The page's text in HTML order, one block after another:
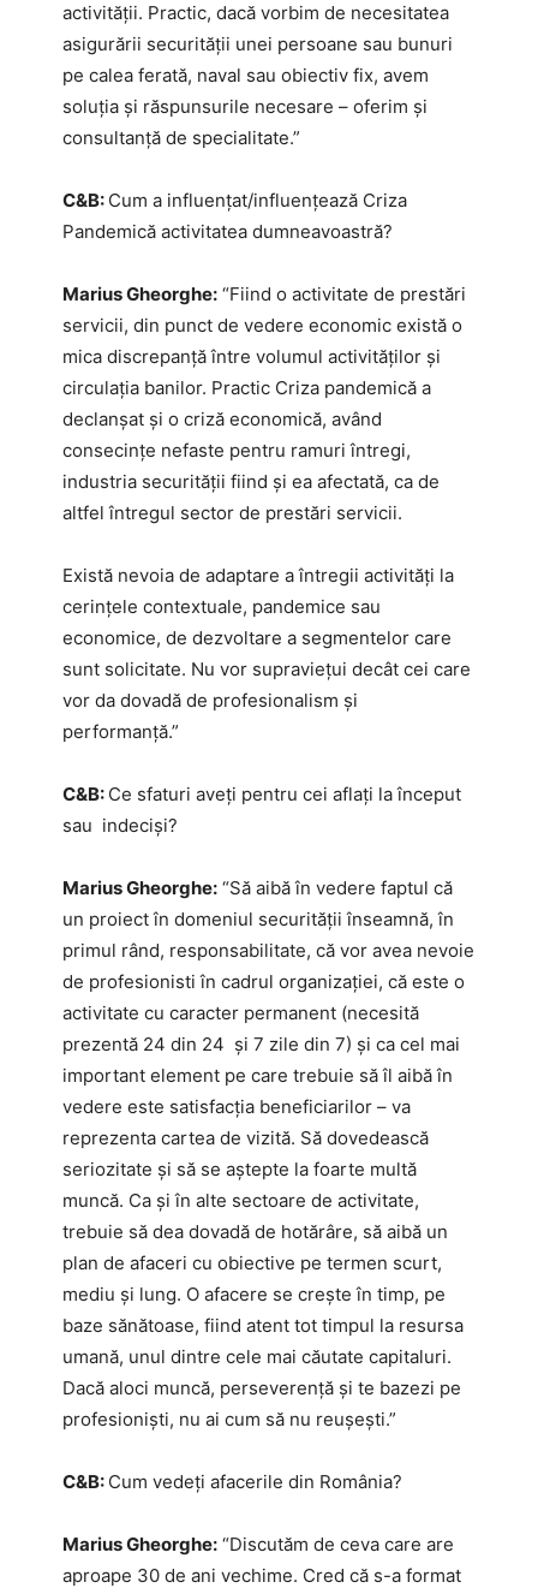
activității. Practic, dacă vorbim de necesitatea
asigurării securității unei persoane sau bunuri
pe calea ferată, naval sau obiectiv fix, avem
soluția și răspunsurile necesare – oferim și
consultanță de specialitate.”
C&B: ​ Cum a influențat/influențează Criza
Pandemică activitatea dumneavoastră?
Marius Gheorghe: “Fiind o activitate de prestări
servicii, din punct de vedere economic există o
mica discrepanță între volumul activităților și
circulația banilor. Practic Criza pandemică a
declanșat și o criză economică, având
consecințe nefaste pentru ramuri întregi,
industria securității fiind și ea afectată, ca de
altfel întregul sector de prestări servicii.
Există nevoia de adaptare a întregii activități la
cerințele contextuale, pandemice sau
economice, de dezvoltare a segmentelor care
sunt solicitate. Nu vor supraviețui decât cei care
vor da dovadă de profesionalism și
performanță.”
C&B: ​ Ce sfaturi aveți pentru cei aflați la început
sau indeciși?
Marius Gheorghe: “Să aibă în vedere faptul că
un proiect în domeniul securității înseamnă, în
primul rând, responsabilitate, că vor avea nevoie
de profesionisti în cadrul organizației, că este o
activitate cu caracter permanent (necesită
prezentă 24 din 24 și 7 zile din 7) și ca cel mai
important element pe care trebuie să îl aibă în
vedere este satisfacția beneficiarilor – va
reprezenta cartea de vizită. Să dovedească
seriozitate și să se aștepte la foarte multă
muncă. Ca și în alte sectoare de activitate,
trebuie să dea dovadă de hotărâre, să aibă un
plan de afaceri cu obiective pe termen scurt,
mediu și lung. O afacere se crește în timp, pe
baze sănătoase, fiind atent tot timpul la resursa
umană, unul dintre cele mai căutate capitaluri.
Dacă aloci muncă, perseverență și te bazezi pe
profesioniști, nu ai cum să nu reușești.”
C&B: ​ Cum vedeți afacerile din România?
Marius Gheorghe: “Discutăm de ceva care are
aproape 30 de ani vechime. Cred că s-a format